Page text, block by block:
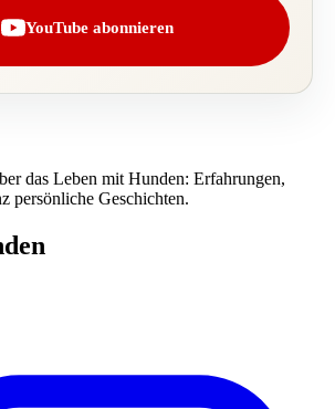
YouTube abonnieren
das Leben mit Hunden: Erfahrungen,
persönliche Geschichten.